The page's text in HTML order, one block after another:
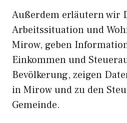
Außerdem erläutern wir
Arbeitssituation und
Mirow, geben
Einkommen und
Bevölkerung, zeigen
in Mirow und zu den
Gemeinde.